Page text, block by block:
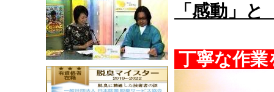
「感動」
丁寧な作